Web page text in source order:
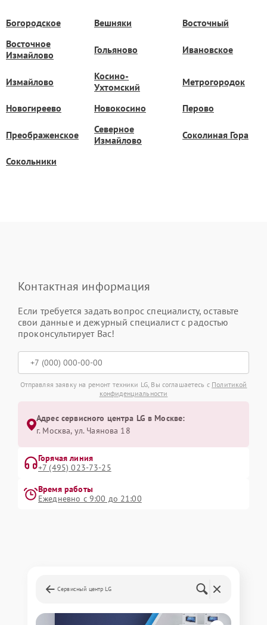
Богородское Вешняки
Восточный
Восточное
Измайлово
Гольяново Ивановское
Измайлово
Косино-
Ухтомский
Метрогородок
Новогиреево Новокосино Перово
Преображенское
Северное
Измайлово
Соколиная Гора
Сокольники
Контактная информация
Если требуется задать вопрос специалисту, оставьте
свои данные и дежурный специалист с радостью
проконсультирует Вас!
Отправляя заявку на ремонт техники LG, Вы соглашаетесь с Политикой
конфиденциальности
Адрес сервисного центра LG в Москве:
г. Москва, ул. Чаянова 18
Горячая линия
+7 (495) 023-73-25
Время работы
Ежедневно с 9:00 до 21:00
Сервисный центр LG